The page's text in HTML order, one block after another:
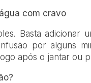
com cravo
Basta adicionar
por alguns
após o jantar ou